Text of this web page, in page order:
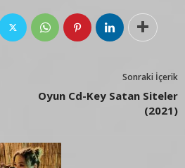
Sonraki İçerik
Oyun Cd-Key Satan Siteler
(2021)